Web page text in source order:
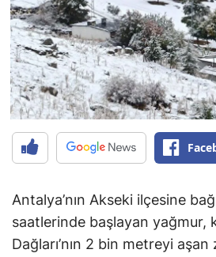
Antalya’nın Akseki ilçesine
saatlerinde başlayan yağmur,
Dağları’nın 2 bin metreyi